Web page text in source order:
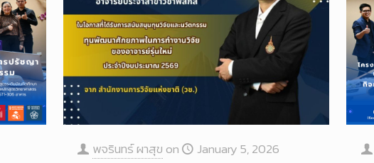
พจรินทร์ ผาสุข on January 5, 2026